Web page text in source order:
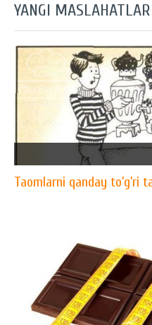
YANGI MASLAHATLAR
Taomlarni qanday to’g’ri